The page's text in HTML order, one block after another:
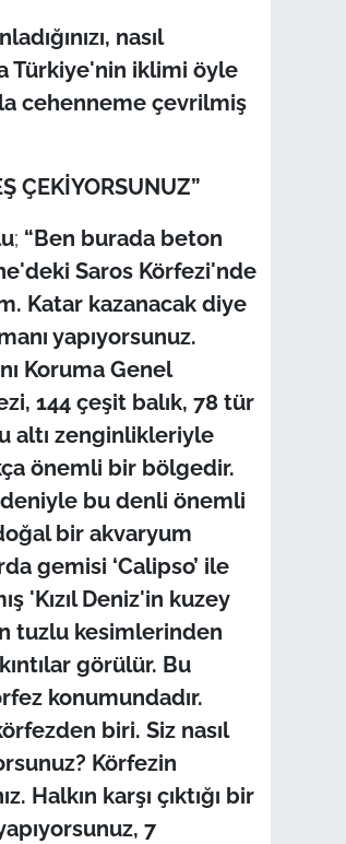
nasıl
Türkiye'nin iklimi öyle
cehenneme çevrilmiş
ÇEKİYORSUNUZ”
; “Ben burada beton
Saros Körfezi'nde
Katar kazanacak diye
yapıyorsunuz.
Koruma Genel
144 çeşit balık, 78 tür
altı zenginlikleriyle
önemli bir bölgedir.
bu denli önemli
bir akvaryum
gemisi ‘Calipso’ ile
'Kızıl Deniz'in kuzey
tuzlu kesimlerinden
görülür. Bu
konumundadır.
biri. Siz nasıl
Körfezin
Halkın karşı çıktığı bir
7